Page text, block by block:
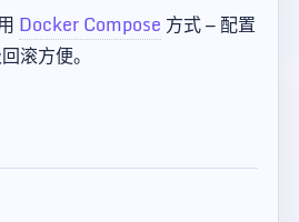
Docker Compose 方式 — 配置
滚方便。